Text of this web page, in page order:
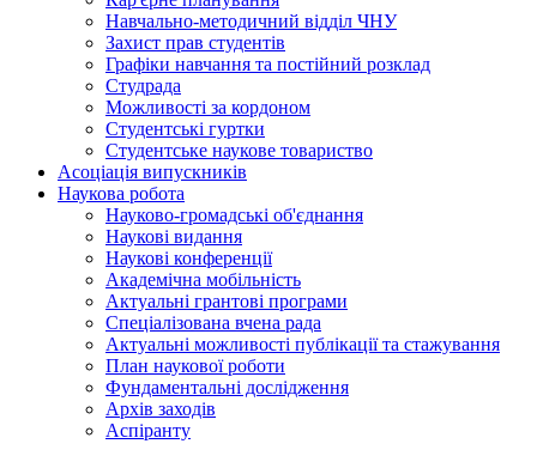
Навчально-методичний відділ ЧНУ
Захист прав студентів
Графіки навчання та постійний розклад
Студрада
Можливості за кордоном
Студентські гуртки
Студентське наукове товариство
Асоціація випускників
Наукова робота
Науково-громадські об'єднання
Наукові видання
Наукові конференції
Академічна мобільність
Актуальні грантові програми
Спеціалізована вчена рада
Актуальні можливості публікації та стажування
План наукової роботи
Фундаментальні дослідження
Архів заходів
Аспіранту